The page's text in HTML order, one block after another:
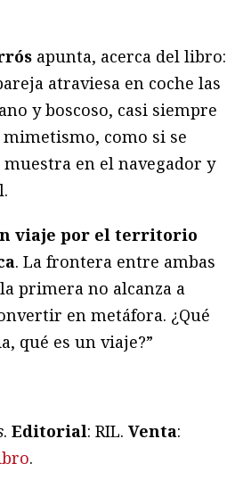
apunta, acerca del libro:
atraviesa en coche las
y boscoso, casi siempre
como si se
en el navegador y
viaje por el territorio
. La frontera entre ambas
primera no alcanza a
en metáfora. ¿Qué
qué es un viaje?”
. Editorial: RIL. Venta:
.